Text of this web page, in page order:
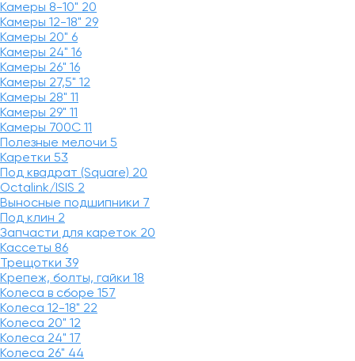
Камеры 8-10" 20
Камеры 12-18" 29
Камеры 20" 6
Камеры 24" 16
Камеры 26" 16
Камеры 27,5" 12
Камеры 28" 11
Камеры 29" 11
Камеры 700C 11
Полезные мелочи 5
Каретки 53
Под квадрат (Square) 20
Octalink/ISIS 2
Выносные подшипники 7
Под клин 2
Запчасти для кареток 20
Кассеты 86
Трещотки 39
Крепеж, болты, гайки 18
Колеса в сборе 157
Колеса 12-18" 22
Колеса 20" 12
Колеса 24" 17
Колеса 26" 44